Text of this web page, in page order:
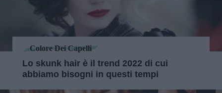
Colore Dei Capelli
Lo skunk hair è il trend 2022 di cui
abbiamo bisogni in questi tempi